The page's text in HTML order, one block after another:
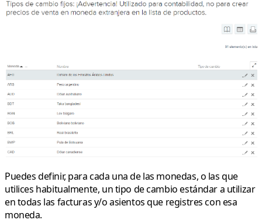
Puedesdefinir, para cada una de las monedas, o las que
utilices habitualmente, untipo de cambio estándara utilizar
en todas las facturas y/o asientos que registres con esa
moneda.